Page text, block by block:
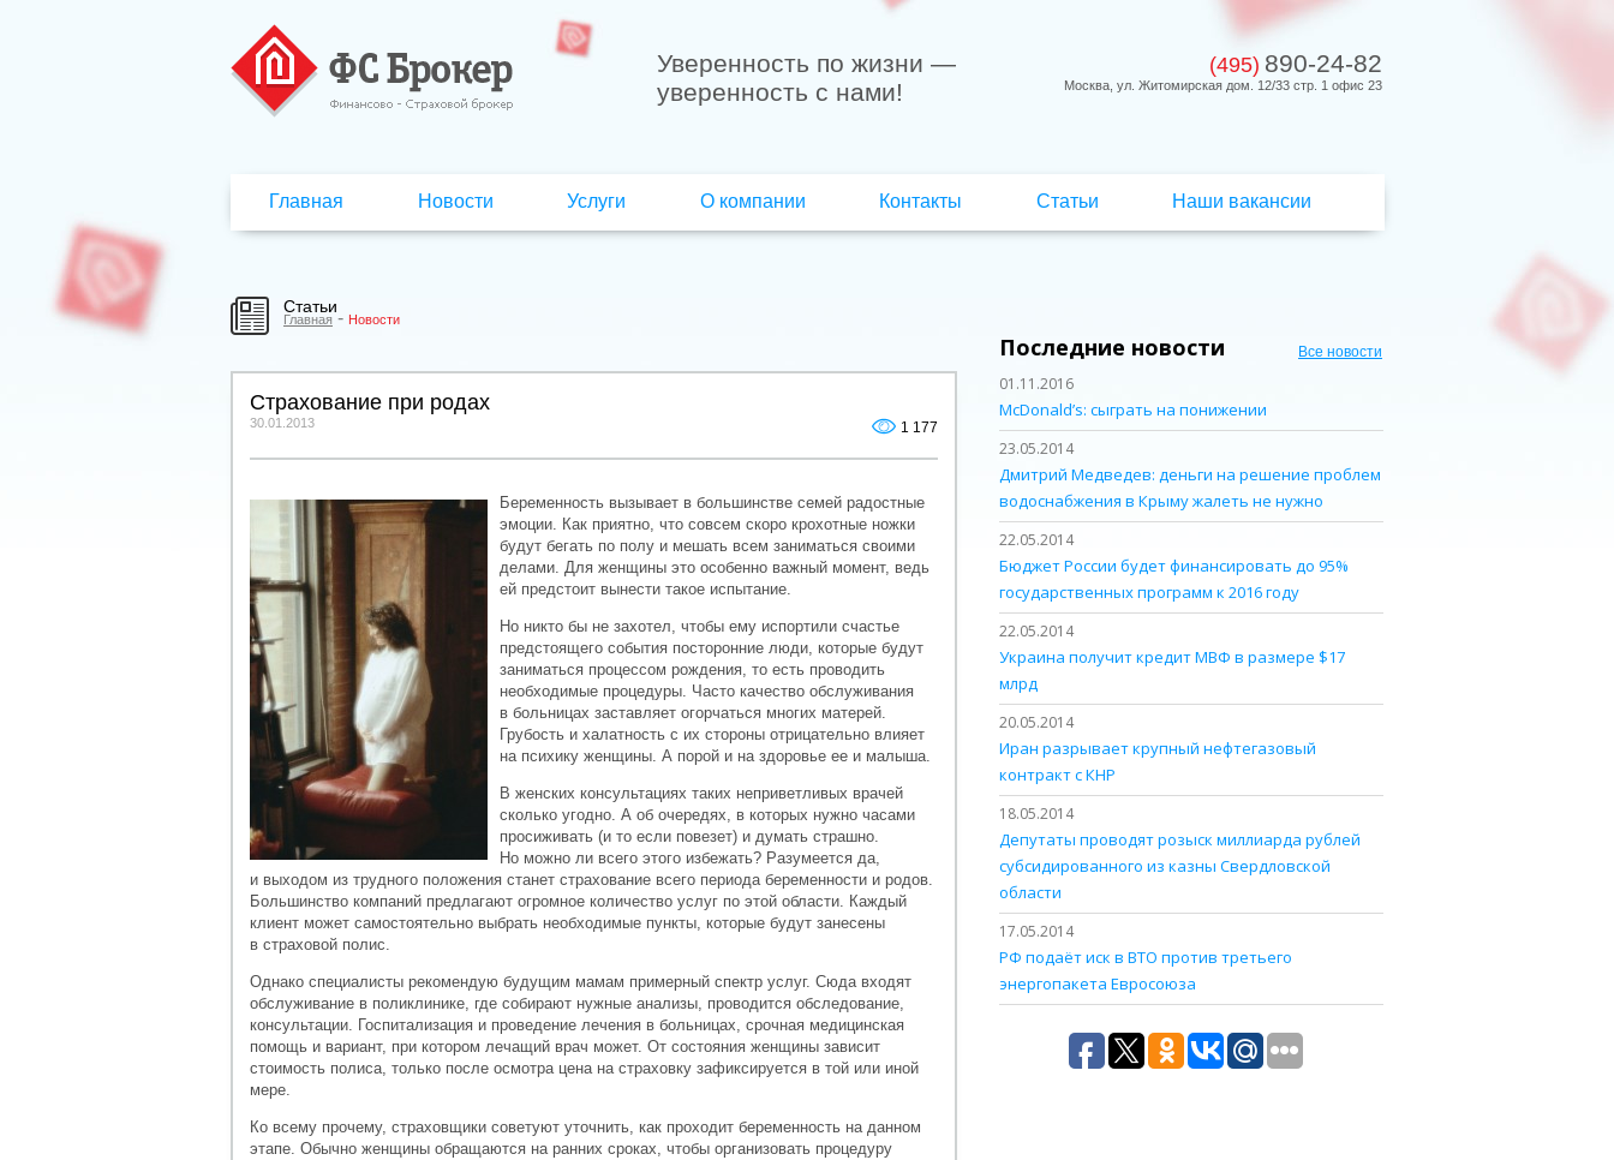
Уверенность по жизни —
уверенность с нами!
(495) 890-24-82
Москва, ул. Житомирская дом. 12/33 стр. 1 офис 23
Главная Новости Услуги О компании Контакты Статьи Наши вакансии
Статьи
Главная- Новости
Страхование при родах
30.01.2013 1 177
Беременность вызывает в большинстве семей радостные
эмоции. Как приятно, что совсем скоро крохотные ножки
будут бегать по полу и мешать всем заниматься своими
делами. Для женщины это особенно важный момент, ведь
ей предстоит вынести такое испытание.
Но никто бы не захотел, чтобы ему испортили счастье
предстоящего события посторонние люди, которые будут
заниматься процессом рождения, то есть проводить
необходимые процедуры. Часто качество обслуживания
в больницах заставляет огорчаться многих матерей.
Грубость и халатность с их стороны отрицательно влияет
на психику женщины. А порой и на здоровье ее и малыша.
В женских консультациях таких неприветливых врачей
сколько угодно. А об очередях, в которых нужно часами
просиживать (и то если повезет) и думать страшно.
Но можно ли всего этого избежать? Разумеется да,
и выходом из трудного положения станет страхование всего периода беременности и родов.
Большинство компаний предлагают огромное количество услуг по этой области. Каждый
клиент может самостоятельно выбрать необходимые пункты, которые будут занесены
в страховой полис.
Однако специалисты рекомендую будущим мамам примерный спектр услуг. Сюда входят
обслуживание в поликлинике, где собирают нужные анализы, проводится обследование,
консультации. Госпитализация и проведение лечения в больницах, срочная медицинская
помощь и вариант, при котором лечащий врач может. От состояния женщины зависит
стоимость полиса, только после осмотра цена на страховку зафиксируется в той или иной
мере.
Ко всему прочему, страховщики советуют уточнить, как проходит беременность на данном
этапе. Обычно женщины обращаются на ранних сроках, чтобы организовать процедуру
Последние новости Все новости
01.11.2016
McDonald’s: сыграть на понижении
23.05.2014
Дмитрий Медведев: деньги на решение проблем
водоснабжения в Крыму жалеть не нужно
22.05.2014
Бюджет России будет финансировать до 95%
государственных программ к 2016 году
22.05.2014
Украина получит кредит МВФ в размере $17
млрд
20.05.2014
Иран разрывает крупный нефтегазовый
контракт с КНР
18.05.2014
Депутаты проводят розыск миллиарда рублей
субсидированного из казны Свердловской
области
17.05.2014
РФ подаёт иск в ВТО против третьего
энергопакета Евросоюза